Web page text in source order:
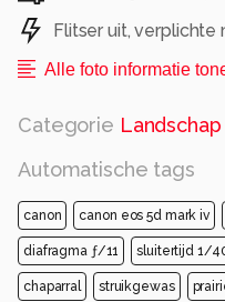
Flitser uit, verplichte
Alle foto informatie
Categorie Landschap
Automatische tags
canon canon eos 5d mark iv
diafragma ƒ/11 sluitertijd 1/
chaparral struikgewas